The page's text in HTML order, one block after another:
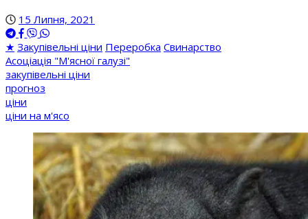
15 Липня, 2021
★ Закупівельні ціни Переробка Свинарство
Асоціація "М'ясної галузі"
закупівельні ціни
прогноз
ціни
ціни на м'ясо